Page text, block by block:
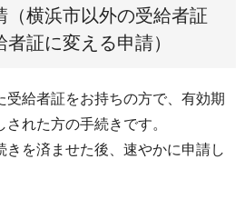
（横浜市以外の受給者証
証に変える申請）
受給者証をお持ちの方で、有効期
れた方の手続きです。
きを済ませた後、速やかに申請し